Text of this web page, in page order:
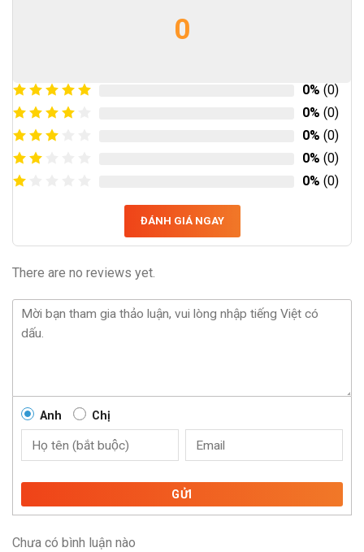
0
0% (0)
0% (0)
0% (0)
0% (0)
0% (0)
ĐÁNH GIÁ NGAY
There are no reviews yet.
Anh Chị
GỬI
Chưa có bình luận nào